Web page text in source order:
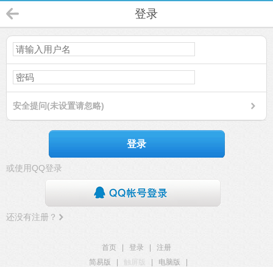
登录
安全提问(未设置请忽略)
登录
或使用QQ登录
还没有注册？
首页 登录
注册
简易版
触屏版 电脑版